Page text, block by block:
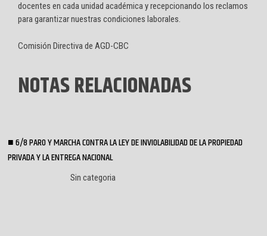
docentes en cada unidad académica y recepcionando los reclamos
para garantizar nuestras condiciones laborales.
Comisión Directiva de AGD-CBC
NOTAS RELACIONADAS
6/8 PARO Y MARCHA CONTRA LA LEY DE INVIOLABILIDAD DE LA PROPIEDAD
PRIVADA Y LA ENTREGA NACIONAL
Sin categoria